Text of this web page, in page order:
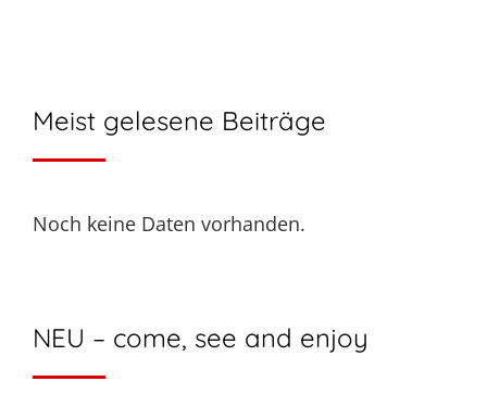
Meist gelesene Beiträge
Noch keine Daten vorhanden.
NEU – come, see and enjoy